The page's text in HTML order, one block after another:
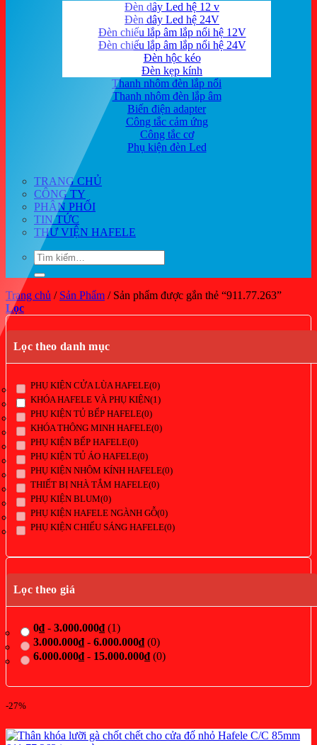
Đèn dây Led hệ 12 v
Đèn dây Led hệ 24V
Đèn chiếu lắp âm lắp nổi hệ 12V
Đèn chiếu lắp âm lắp nổi hệ 24V
Đèn hộc kéo
Đèn kẹp kính
Thanh nhôm đèn lắp nổi
Thanh nhôm đèn lắp âm
Biến điện adapter
Công tắc cảm ứng
Công tắc cơ
Phụ kiện đèn Led
TRANG CHỦ
CÔNG TY
PHÂN PHỐI
TIN TỨC
THƯ VIỆN HAFELE
Tìm
kiếm:
Trang chủ / Sản Phẩm /Sản phẩm được gắn thẻ “911.77.263”
Lọc
Lọc theo danh mục
PHỤ KIỆN CỬA LÙA HAFELE(0)
KHÓA HAFELE VÀ PHỤ KIỆN(1)
PHỤ KIỆN TỦ BẾP HAFELE(0)
KHÓA THÔNG MINH HAFELE(0)
PHỤ KIỆN BẾP HAFELE(0)
PHỤ KIỆN TỦ ÁO HAFELE(0)
PHỤ KIỆN NHÔM KÍNH HAFELE(0)
THIẾT BỊ NHÀ TẮM HAFELE(0)
PHỤ KIỆN BLUM(0)
PHỤ KIỆN HAFELE NGÀNH GỖ(0)
PHỤ KIỆN CHIẾU SÁNG HAFELE(0)
Lọc theo giá
0₫- 3.000.000₫(1)
3.000.000₫- 6.000.000₫(0)
6.000.000₫- 15.000.000₫(0)
Lọc theo danh mục
-27%